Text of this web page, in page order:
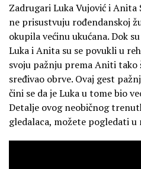
Zadrugari Luka Vujović i
ne prisustvuju rođendanskoj
okupila većinu ukućana. Dok
Luka i Anita su se povukli u
svoju pažnju prema Aniti
sređivao obrve. Ovaj gest
čini se da je Luka u tome bio
Detalje ovog neobičnog
gledalaca, možete pogledati u